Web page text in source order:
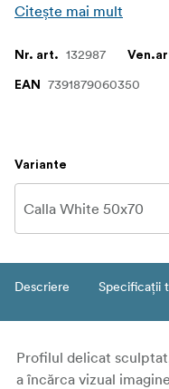
Citește mai mult
Nr. art. 132987
EAN 7391879060350
Variante
Descriere Specificații
Profilul delicat
a încărca vizual